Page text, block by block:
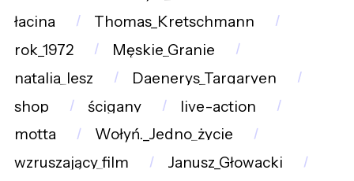
łacina
Thomas_Kretschmann
rok_1972
Męskie_Granie
natalia_lesz
Daenerys_Targaryen
shop
ścigany
live-action
motta
Wołyń._Jedno_życie
wzruszający_film
Janusz_Głowacki